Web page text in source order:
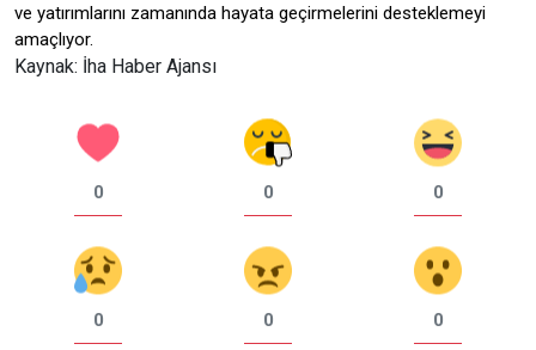
ve yatırımlarını zamanında hayata geçirmelerini desteklemeyi
amaçlıyor.
Kaynak: İha Haber Ajansı
0 0 0
0 0 0